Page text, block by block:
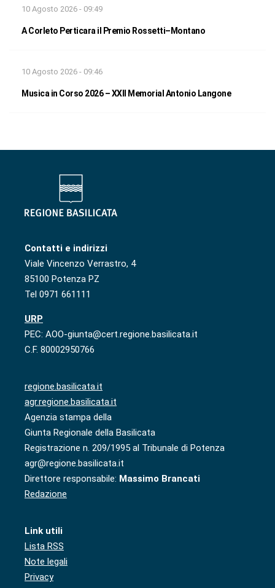
10 Agosto 2026 - 09:49
A Corleto Perticara il Premio Rossetti–Montano
10 Agosto 2026 - 09:46
Musica in Corso 2026 – XXII Memorial Antonio Langone
Contatti e indirizzi
Viale Vincenzo Verrastro, 4
85100 Potenza PZ
Tel 0971 661111
URP
PEC: AOO-giunta@cert.regione.basilicata.it
C.F. 80002950766
regione.basilicata.it
agr.regione.basilicata.it
Agenzia stampa della
Giunta Regionale della Basilicata
Registrazione n. 209/1995 al Tribunale di Potenza
agr@regione.basilicata.it
Direttore responsabile: Massimo Brancati
Redazione
Link utili
Lista RSS
Note legali
Privacy